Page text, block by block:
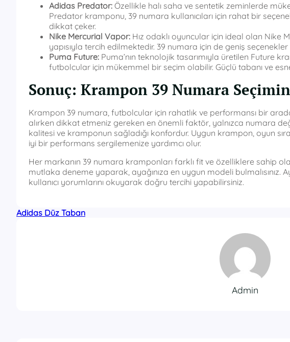
Adidas Predator: Özellikle halı saha ve sentetik zeminlerde
Predator kramponu, 39 numara kullanıcıları için rahat bir
dikkat çeker.
Nike Mercurial Vapor: Hız odaklı oyuncular için ideal olan Nike
yapısıyla tercih edilmektedir. 39 numara için de geniş seçenekler
Puma Future: Puma’nın teknolojik tasarımıyla üretilen Future
futbolcular için mükemmel bir seçim olabilir. Güçlü tabanı ve
Sonuç: Krampon 39 Numara
Krampon 39 numara, futbolcular için rahatlık ve performansı bir
alırken dikkat etmeniz gereken en önemli faktör, yalnızca numara
kalitesi ve kramponun sağladığı konfordur. Uygun krampon, oyun
iyi bir performans sergilemenize yardımcı olur.
Her markanın 39 numara kramponları farklı fit ve özelliklere sahip
mutlaka deneme yaparak, ayağınıza en uygun modeli bulmalısınız.
kullanıcı yorumlarını okuyarak doğru tercihi yapabilirsiniz.
Adidas Düz Taban
Admin